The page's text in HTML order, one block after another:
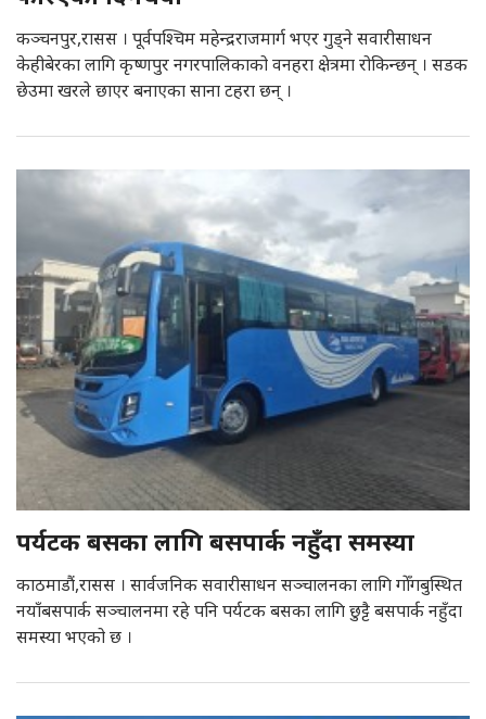
कञ्चनपुर,रासस । पूर्वपश्चिम महेन्द्रराजमार्ग भएर गुड्ने सवारीसाधन
केहीबेरका लागि कृष्णपुर नगरपालिकाको वनहरा क्षेत्रमा रोकिन्छन् । सडक
छेउमा खरले छाएर बनाएका साना टहरा छन् ।
पर्यटक बसका लागि बसपार्क नहुँदा समस्या
काठमाडौं,रासस । सार्वजनिक सवारीसाधन सञ्चालनका लागि गोँगबुस्थित
नयाँबसपार्क सञ्चालनमा रहे पनि पर्यटक बसका लागि छुट्टै बसपार्क नहुँदा
समस्या भएको छ ।